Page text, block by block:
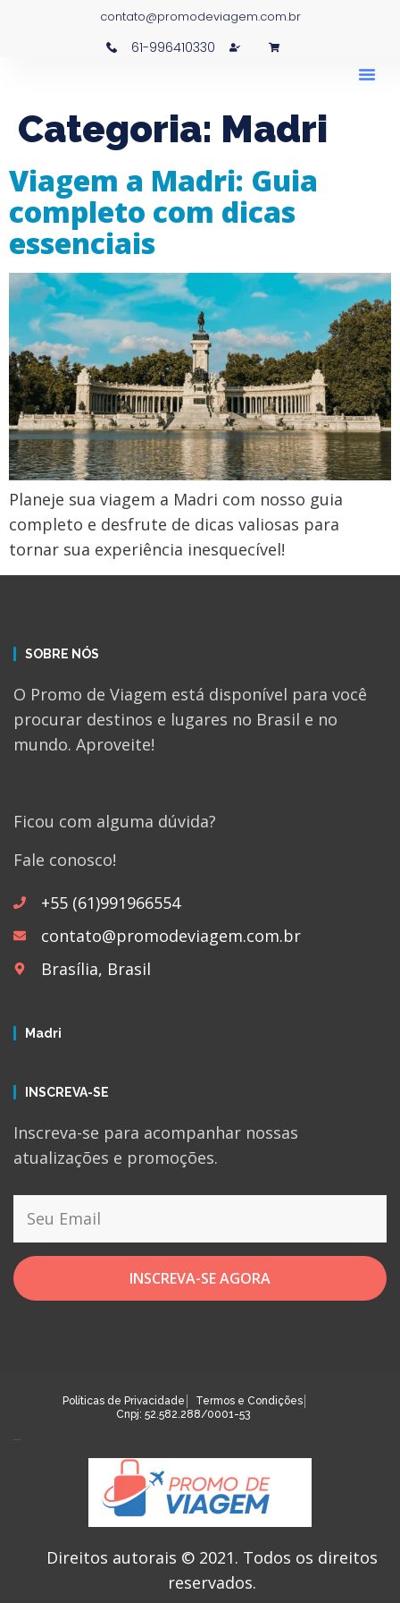
contato@promodeviagem.com.br
61-996410330
Categoria: Madri
Viagem a Madri: Guia
completo com dicas
essenciais
Planeje sua viagem a Madri com nosso guia
completo e desfrute de dicas valiosas para
tornar sua experiência inesquecível!
SOBRE NÓS
O Promo de Viagem está disponível para você
procurar destinos e lugares no Brasil e no
mundo. Aproveite!
Ficou com alguma dúvida?
Fale conosco!
+55 (61)991966554
contato@promodeviagem.com.br
Brasília, Brasil
Madri
INSCREVA-SE
Inscreva-se para acompanhar nossas
atualizações e promoções.
INSCREVA-SE AGORA
Políticas de Privacidade
Termos e Condições
Cnpj: 52.582.288/0001-53
Direitos autorais © 2021. Todos os direitos
reservados.